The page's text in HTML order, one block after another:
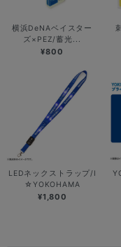
横浜DeNAベイスター
ズ×PEZ/蓄光...
¥800
LEDネックストラップ/I
☆YOKOHAMA
¥1,800